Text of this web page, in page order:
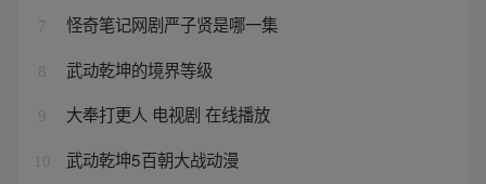
7 怪奇笔记网剧严子贤是哪一集
8 武动乾坤的境界等级
9 大奉打更人 电视剧 在线播放
10 武动乾坤5百朝大战动漫